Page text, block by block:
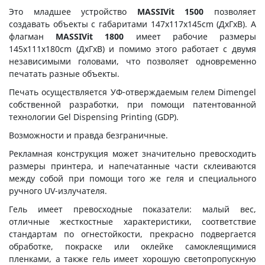
Это младшее устройство MASSIVit 1500 позволяет
создавать объекты с габаритами 147x117x145cm (ДхГхВ). А
флагман MASSIVit 1800 имеет рабочие размеры
145x111x180cm (ДхГхВ) и помимо этого работает с двумя
независимыми головами, что позволяет одновременно
печатать разные объекты.
Печать осуществляется УФ-отверждаемым гелем Dimengel
собственной разработки, при помощи патентованной
технологии Gel Dispensing Printing (GDP).
Возможности и правда безграничные.
Рекламная конструкция может значительно превосходить
размеры принтера, и напечатанные части склеиваются
между собой при помощи того же геля и специального
ручного UV-излучателя.
Гель имеет превосходные показатели: малый вес,
отличные жесткостные характеристики, соответствие
стандартам по огнестойкости, прекрасно подвергается
обработке, покраске или оклейке самоклеящимися
пленками, а также гель имеет хорошую светопропускную